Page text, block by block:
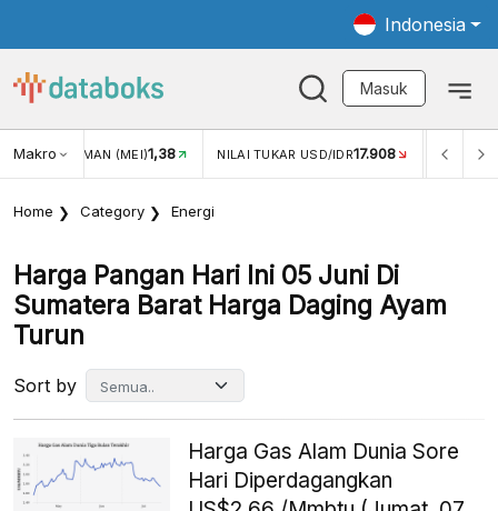
Indonesia
Masuk
Makro
1,38 NILAI TUKAR USD/IDR 17.908 INFLASI YOY (JUL) 2,88%
Home Category Energi
Harga Pangan Hari Ini 05 Juni Di
Sumatera Barat Harga Daging Ayam
Turun
Sort by
Harga Gas Alam Dunia Sore
Hari Diperdagangkan